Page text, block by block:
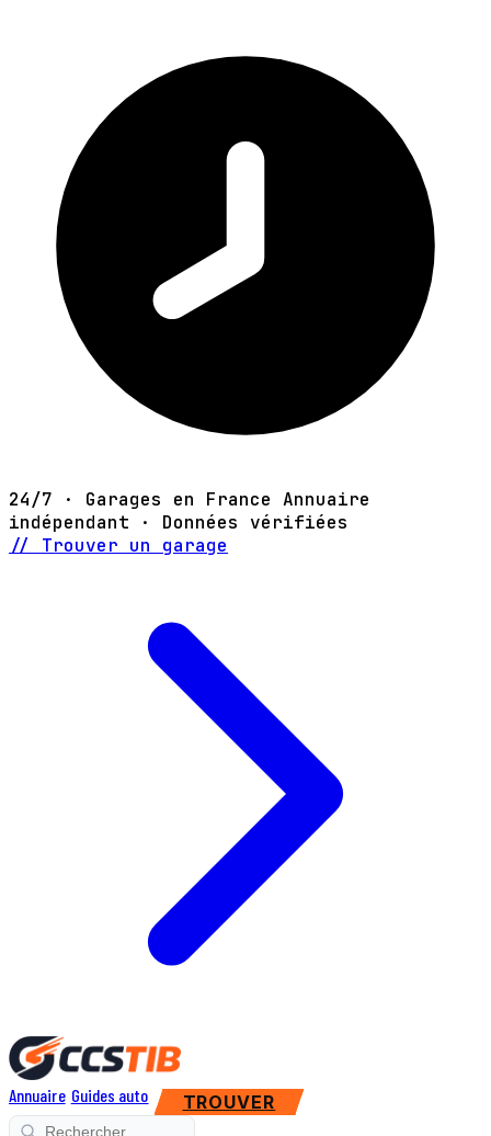
24/7 · Garages en France Annuaire
indépendant · Données vérifiées
// Trouver un garage
Annuaire Guides auto TROUVER